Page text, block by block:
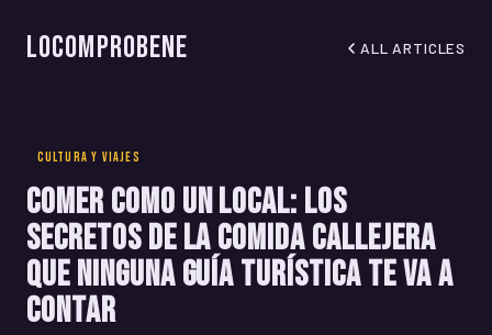
LoComproBene ALL ARTICLES
CULTURA Y VIAJES
Comer como un local: los
secretos de la comida callejera
que ninguna guía turística te va a
contar